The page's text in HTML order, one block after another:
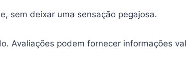
sem deixar uma sensação pegajosa.
Avaliações podem fornecer informações